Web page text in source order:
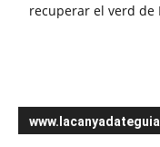
recuperar el verd de